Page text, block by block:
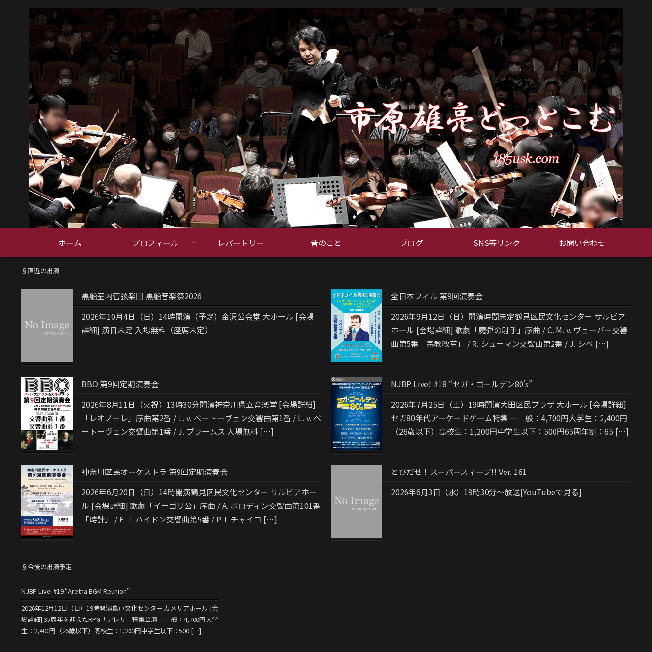
ホーム プロフィール レパートリー 昔のこと ブログ SNS等リンク お問い合わせ
§直近の出演
黒船室内管弦楽団 黒船音楽祭2026
2026年10月4日（日）14時開演（予定）金沢公会堂 大ホール [会場
詳細] 演目未定 入場無料（座席未定）
全日本フィル 第9回演奏会
2026年9月12日（日）開演時間未定鶴見区民文化センター サルビア
ホール [会場詳細] 歌劇「魔弾の射手」序曲 / C. M. v. ヴェーバー交響
曲第5番「宗教改革」 / R. シューマン交響曲第2番 / J. シベ […]
BBO 第9回定期演奏会
2026年8月11日（火祝）13時30分開演神奈川県立音楽堂 [会場詳細]
「レオノーレ」序曲第2番 / L. v. ベートーヴェン交響曲第1番 / L. v. ベ
ートーヴェン交響曲第1番 / J. ブラームス 入場無料 […]
NJBP Live! #18 “セガ・ゴールデン80’s”
2026年7月25日（土）19時開演大田区民プラザ 大ホール [会場詳細]
セガ80年代アーケードゲーム特集 一 般：4,700円大学生：2,400円
（26歳以下）高校生：1,200円中学生以下：500円65周年割：65 […]
神奈川区民オーケストラ 第9回定期演奏会
2026年6月20日（日）14時開演鶴見区民文化センター サルビアホー
ル [会場詳細] 歌劇「イーゴリ公」序曲 / A. ボロディン交響曲第101番
「時計」 / F. J. ハイドン交響曲第5番 / P. I. チャイコ […]
とびだせ！スーパースィープ!! Ver. 161
2026年6月3日（水）19時30分～放送[YouTubeで見る]
§今後の出演予定
NJBP Live! #19 “Aretha BGM Reunion”
2026年12月12日（日）19時開演亀戸文化センター カメリアホール [会
場詳細] 35周年を迎えたRPG「アレサ」特集公演 一 般：4,700円大学
生：2,400円（26歳以下）高校生：1,200円中学生以下：500 […]